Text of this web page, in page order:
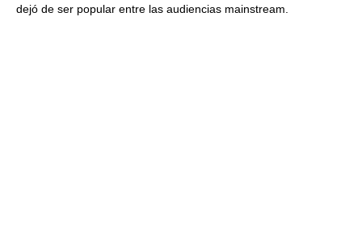
dejó de ser popular entre las audiencias mainstream.